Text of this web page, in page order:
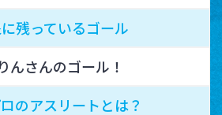
残っているゴール
んさんのゴール！
のアスリートとは？